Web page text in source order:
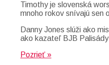
Timothy je slovenská
mnoho rokov snívajú sen
Danny Jones slúži ako
ako kazateľ BJB
Pozrieť »